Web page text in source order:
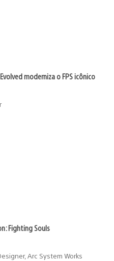
moderniza o FPS icônico
Fighting Souls
Arc System Works